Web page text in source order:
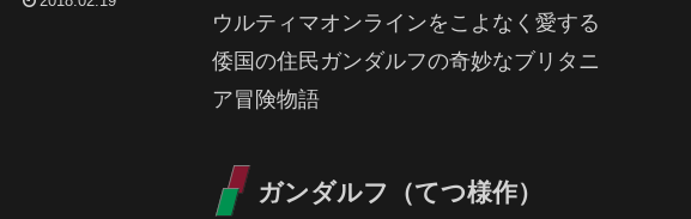
ウルティマオンラインをこよなく愛する
倭国の住民ガンダルフの奇妙なブリタニ
ア冒険物語
ガンダルフ（てつ様作）